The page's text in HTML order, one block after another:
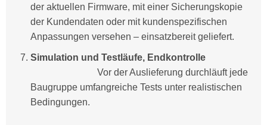
der aktuellen Firmware, mit einer Sicherungskopie
der Kundendaten oder mit kundenspezifischen
Anpassungen versehen – einsatzbereit geliefert.
Simulation und Testläufe, Endkontrolle
Vor der Auslieferung durchläuft jede
Baugruppe umfangreiche Tests unter realistischen
Bedingungen.